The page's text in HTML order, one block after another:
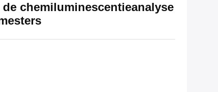
chemiluminescentieanalyse